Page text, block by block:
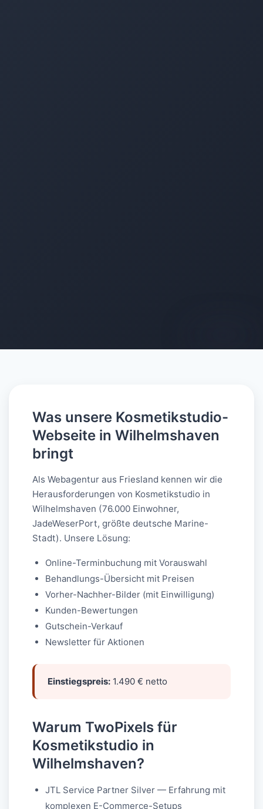
Was unsere Kosmetikstudio-
Webseite in Wilhelmshaven
bringt
Als Webagentur aus Friesland kennen wir die
Herausforderungen von Kosmetikstudio in
Wilhelmshaven (76.000 Einwohner,
JadeWeserPort, größte deutsche Marine-
Stadt). Unsere Lösung:
Online-Terminbuchung mit Vorauswahl
Behandlungs-Übersicht mit Preisen
Vorher-Nachher-Bilder (mit Einwilligung)
Kunden-Bewertungen
Gutschein-Verkauf
Newsletter für Aktionen
Einstiegspreis: 1.490 € netto
Warum TwoPixels für
Kosmetikstudio in
Wilhelmshaven?
JTL Service Partner Silver — Erfahrung mit
komplexen E-Commerce-Setups